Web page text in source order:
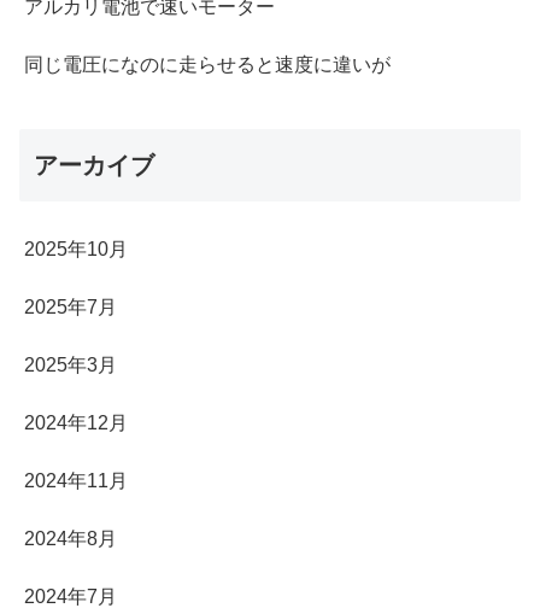
アルカリ電池で速いモーター
同じ電圧になのに走らせると速度に違いが
アーカイブ
2025年10月
2025年7月
2025年3月
2024年12月
2024年11月
2024年8月
2024年7月